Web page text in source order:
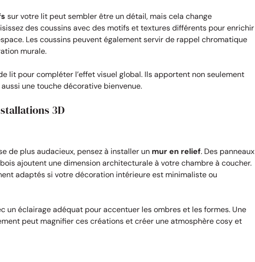
sur votre lit peut sembler être un détail, mais cela change
des coussins avec des motifs et textures différents pour enrichir
Les coussins peuvent également servir de rappel chromatique
murale.
lit pour compléter l’effet visuel global. Ils apportent non seulement
une touche décorative bienvenue.
3D
de plus audacieux, pensez à installer un mur en relief. Des panneaux
ajoutent une dimension architecturale à votre chambre à coucher.
adaptés si votre décoration intérieure est minimaliste ou
un éclairage adéquat pour accentuer les ombres et les formes. Une
peut magnifier ces créations et créer une atmosphère cosy et